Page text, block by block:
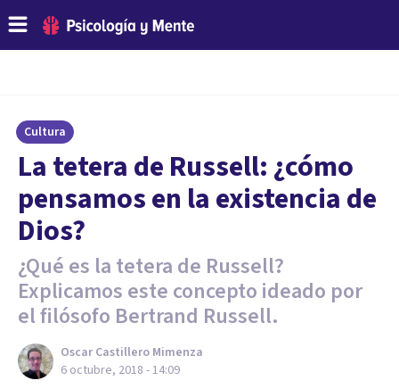
Cultura
La tetera de Russell: ¿cómo
pensamos en la existencia de
Dios?
¿Qué es la tetera de Russell?
Explicamos este concepto ideado por
el filósofo Bertrand Russell.
Oscar Castillero Mimenza
6 octubre, 2018 - 14:09